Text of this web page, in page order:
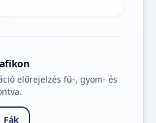
előrejelzés fű-, gyom- és
Fák